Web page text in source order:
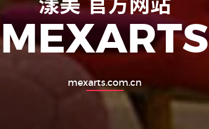
漾美 官方 网站
MEXARTS
mexarts.com.cn